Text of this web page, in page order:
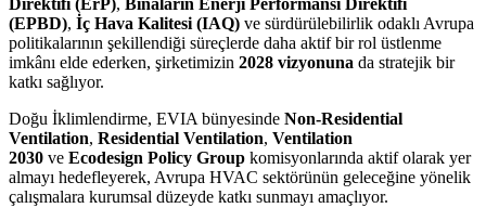
Direktifi (ErP), Binaların Enerji Performansı Direktifi
(EPBD), İç Hava Kalitesi (IAQ) ve sürdürülebilirlik odaklı Avrupa
politikalarının şekillendiği süreçlerde daha aktif bir rol üstlenme
imkânı elde ederken, şirketimizin 2028 vizyonuna da stratejik bir
katkı sağlıyor.
Doğu İklimlendirme, EVIA bünyesinde Non-Residential
Ventilation, Residential Ventilation, Ventilation
2030 ve Ecodesign Policy Group komisyonlarında aktif olarak yer
almayı hedefleyerek, Avrupa HVAC sektörünün geleceğine yönelik
çalışmalara kurumsal düzeyde katkı sunmayı amaçlıyor.